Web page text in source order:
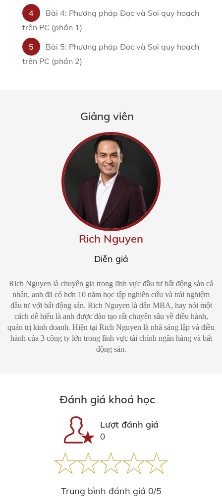
4
Bài 4: Phương pháp Đọc và Soi quy hoạch
trên PC (phần 1)
5
Bài 5: Phương pháp Đọc và Soi quy hoạch
trên PC (phần 2)
Giảng viên
Rich Nguyen
Diễn giả
Rich Nguyen là chuyên gia trong lĩnh vực đầu tư bất động sản cá
nhân, anh đã có hơn 10 năm học tập nghiên cứu và trải nghiệm
đầu tư với bất động sản. Rich Nguyen là dân MBA, hay nói một
cách dễ hiểu là anh được đào tạo rất chuyên sâu về điều hành,
quản trị kinh doanh. Hiện tại Rich Nguyen là nhà sáng lập và điều
hành của 3 công ty lớn trong lĩnh vực tài chính ngân hàng và bất
động sản.
Đánh giá khoá học
Lượt đánh giá
0
Trung bình đánh giá 0/5